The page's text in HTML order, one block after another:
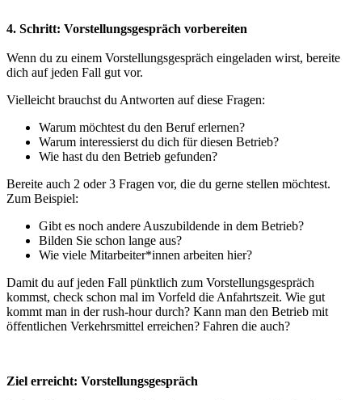
4. Schritt: Vorstellungsgespräch vorbereiten
Wenn du zu einem Vorstellungsgespräch eingeladen wirst, bereite
dich auf jeden Fall gut vor.
Vielleicht brauchst du Antworten auf diese Fragen:
Warum möchtest du den Beruf erlernen?
Warum interessierst du dich für diesen Betrieb?
Wie hast du den Betrieb gefunden?
Bereite auch 2 oder 3 Fragen vor, die du gerne stellen möchtest.
Zum Beispiel:
Gibt es noch andere Auszubildende in dem Betrieb?
Bilden Sie schon lange aus?
Wie viele Mitarbeiter*innen arbeiten hier?
Damit du auf jeden Fall pünktlich zum Vorstellungsgespräch
kommst, check schon mal im Vorfeld die Anfahrtszeit. Wie gut
kommt man in der rush-hour durch? Kann man den Betrieb mit
öffentlichen Verkehrsmittel erreichen? Fahren die auch?
Ziel erreicht: Vorstellungsgespräch